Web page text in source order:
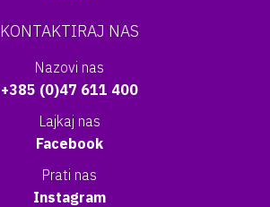
KONTAKTIRAJ NAS
Nazovi nas
+385 (0)47 611 400
Lajkaj nas
Facebook
Prati nas
Instagram